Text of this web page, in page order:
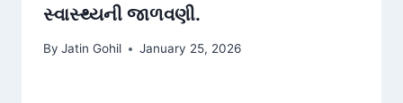
સ્વાસ્થ્યની જાળવણી.
By Jatin Gohil January 25, 2026